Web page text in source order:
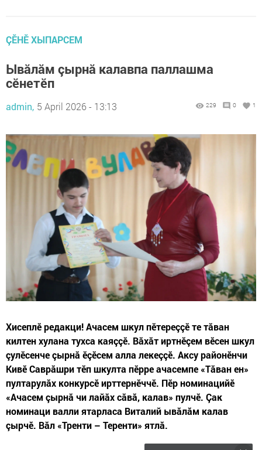
ÇӖНӖ ХЫПАРСЕМ
Ывăлăм çырнă калавпа паллашма
сӗнетӗп
admin, 5 April 2026 - 13:13 229 0 1
Хисеплӗ редакци! Ачасем шкул пӗтереççӗ те тăван
килтен хулана тухса каяççӗ. Вăхăт иртнӗçем вӗсен шкул
çулӗсенче çырнă ӗçӗсем алла лекеççӗ. Аксу райо­нӗнчи
Кивӗ Саврăшри тӗп шкулта пӗрре ачасемпе «Тăван ен»
пултарулăх конкурсӗ ирттернӗччӗ. Пӗр номинацийӗ
«Ачасем çырнă чи лайăх сăвă, калав» пулчӗ. Çак
номинаци валли ятарласа Виталий ывăлăм калав
çырчӗ. Вăл «Тренти – Теренти» ятлă.